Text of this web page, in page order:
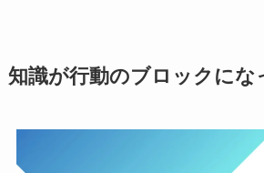
知識が行動のブロックにな